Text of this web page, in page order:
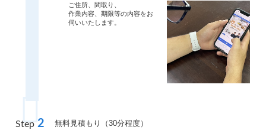
ご住所、間取り、
作業内容、期限等の内容をお
伺いいたします。
Step 2 無料見積もり（30分程度）